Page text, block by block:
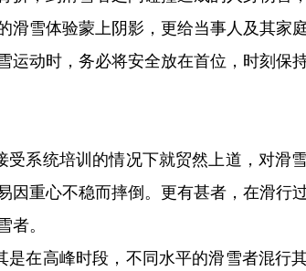
滑雪体验蒙上阴影，更给当事人及其家
动时，务必将安全放在首位，时刻保
系统培训的情况下就贸然上道，对滑
因重心不稳而摔倒。更有甚者，在滑行
者。
在高峰时段，不同水平的滑雪者混行